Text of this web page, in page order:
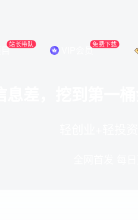
站长带队 VIP会员免费下载